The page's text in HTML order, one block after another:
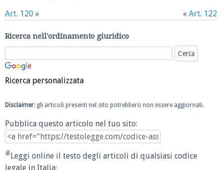
Art. 120 » « Art. 122
Ricerca nell'ordinamento giuridico
Ricerca personalizzata
Disclaimer: gli articoli presenti nel sito potrebbero non essere aggiornati.
Pubblica questo articolo nel tuo sito:
Leggi online il testo degli articoli di qualsiasi codice
legale in Italia: